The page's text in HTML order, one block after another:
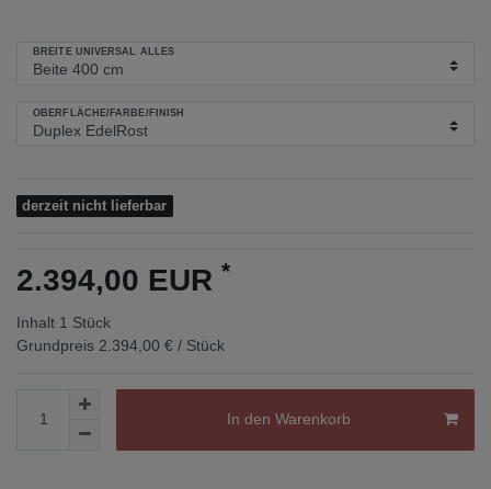
BREITE UNIVERSAL ALLES
OBERFLÄCHE/FARBE/FINISH
derzeit nicht lieferbar
2.394,00 EUR *
Inhalt 1 Stück
Grundpreis 2.394,00 € / Stück
In den Warenkorb